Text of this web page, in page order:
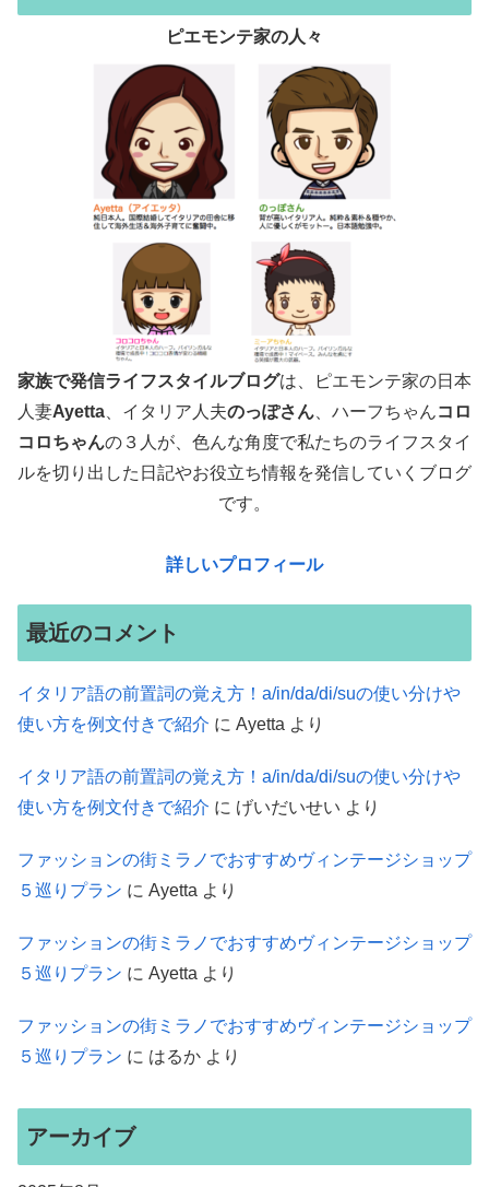
ピエモンテ家の人々
家族で発信ライフスタイルブログは、ピエモンテ家の日本
人妻Ayetta 、イタリア人夫のっぽさん 、ハーフちゃんコロ
コロちゃんの３人が、色んな角度で私たちのライフスタイ
ルを切り出した日記やお役立ち情報を発信していくブログ
です。
詳しいプロフィール
最近のコメント
イタリア語の前置詞の覚え方！a/in/da/di/suの使い分けや
使い方を例文付きで紹介 に Ayetta より
イタリア語の前置詞の覚え方！a/in/da/di/suの使い分けや
使い方を例文付きで紹介 に げいだいせい より
ファッションの街ミラノでおすすめヴィンテージショップ
５巡りプラン に Ayetta より
ファッションの街ミラノでおすすめヴィンテージショップ
５巡りプラン に Ayetta より
ファッションの街ミラノでおすすめヴィンテージショップ
５巡りプラン に はるか より
アーカイブ